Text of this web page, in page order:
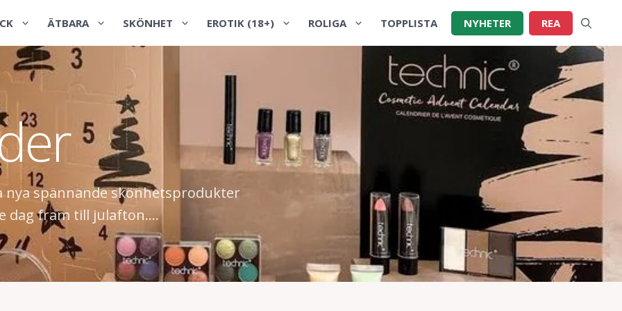
ÄTBARA SKÖNHET EROTIK (18+) ROLIGA TOPPLISTA NYHETER REA
nya spännande skönhetsprodukter
dag fram till julafton....